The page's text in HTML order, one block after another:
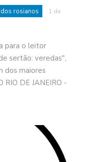
rosianos
1 de
para o leitor
sertão: veredas",
dos maiores
RIO DE JANEIRO -